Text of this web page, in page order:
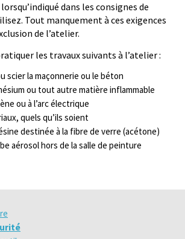
dans les consignes de
Tout manquement à ces exigences
de l’atelier.
les travaux suivants à l’atelier :
scier la maçonnerie ou le béton
ou tout autre matière inflammable
ou à l’arc électrique
quels qu’ils soient
destinée à la fibre de verre (acétone)
aérosol hors de la salle de peinture